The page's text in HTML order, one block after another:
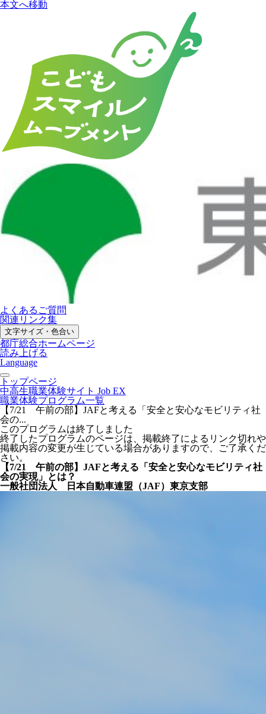
本文へ移動
よくあるご質問
関連リンク集
文字サイズ・色合い
都庁総合ホームページ
読み上げる
Language
トップページ
中高生職業体験サイト Job EX
職業体験プログラム一覧
【7/21 午前の部】JAFと考える「安全と安心なモビリティ社
会の...
このプログラムは終了しました
終了したプログラムのページは、掲載終了によるリンク切れや
掲載内容の変更が生じている場合がありますので、ご了承くだ
さい。
【7/21 午前の部】JAFと考える「安全と安心なモビリティ社
会の実現」とは？
一般社団法人 日本自動車連盟（JAF）東京支部